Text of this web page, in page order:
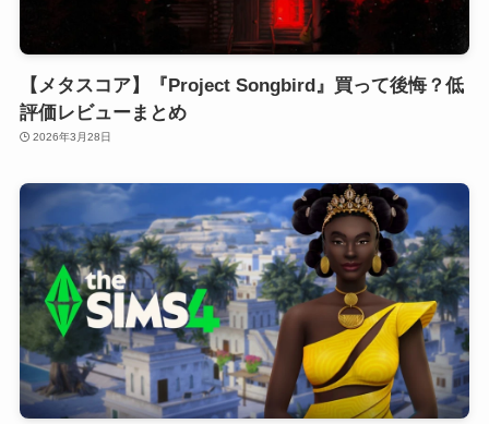
【メタスコア】『Project Songbird』買って後悔？低
評価レビューまとめ
2026年3月28日